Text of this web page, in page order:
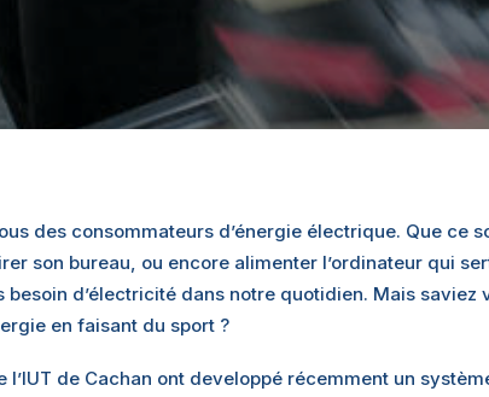
des consommateurs d’énergie électrique. Que ce
son bureau, ou encore alimenter l’ordinateur qui
besoin d’électricité dans notre quotidien. Mais saviez
en faisant du sport ?
l’IUT de Cachan ont developpé récemment un